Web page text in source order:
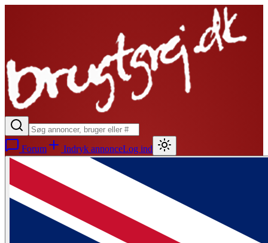
Forum Indryk annonceLog ind